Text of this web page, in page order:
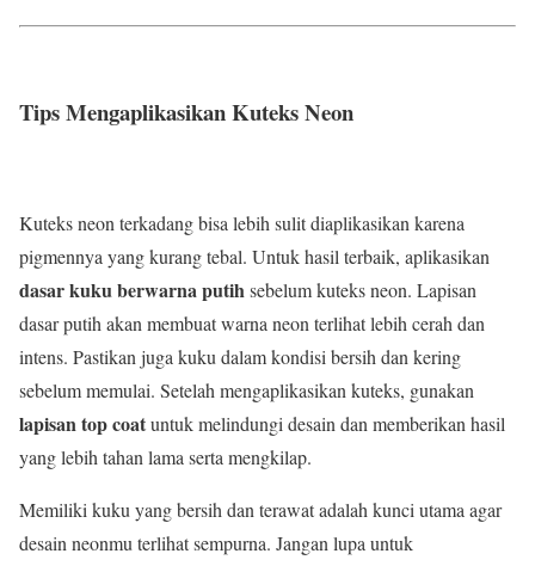
Tips Mengaplikasikan Kuteks Neon
Kuteks neon terkadang bisa lebih sulit diaplikasikan karena
pigmennya yang kurang tebal. Untuk hasil terbaik, aplikasikan
dasar kuku berwarna putih sebelum kuteks neon. Lapisan
dasar putih akan membuat warna neon terlihat lebih cerah dan
intens. Pastikan juga kuku dalam kondisi bersih dan kering
sebelum memulai. Setelah mengaplikasikan kuteks, gunakan
lapisan top coatuntuk melindungi desain dan memberikan hasil
yang lebih tahan lama serta mengkilap.
Memiliki kuku yang bersih dan terawat adalah kunci utama agar
desain neonmu terlihat sempurna. Jangan lupa untuk